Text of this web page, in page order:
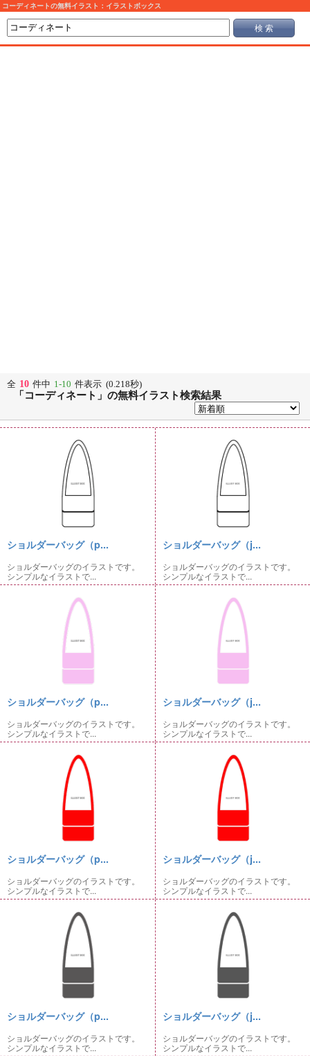
コーディネートの無料イラスト：イラストボックス
検 索
全 10 件中 1-10 件表示 (0.218秒)
「コーディネート」の無料イラスト検索結果
ショルダーバッグ（p...
ショルダーバッグのイラストです。
シンプルなイラストで...
ショルダーバッグ（j...
ショルダーバッグのイラストです。
シンプルなイラストで...
ショルダーバッグ（p...
ショルダーバッグのイラストです。
シンプルなイラストで...
ショルダーバッグ（j...
ショルダーバッグのイラストです。
シンプルなイラストで...
ショルダーバッグ（p...
ショルダーバッグのイラストです。
シンプルなイラストで...
ショルダーバッグ（j...
ショルダーバッグのイラストです。
シンプルなイラストで...
ショルダーバッグ（p...
ショルダーバッグのイラストです。
シンプルなイラストで...
ショルダーバッグ（j...
ショルダーバッグのイラストです。
シンプルなイラストで...